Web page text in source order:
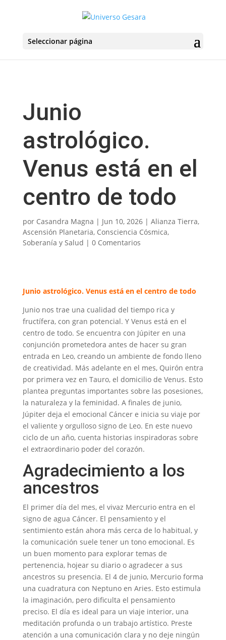
Seleccionar página
Junio
astrológico.
Venus está en el
centro de todo
por Casandra Magna | Jun 10, 2026| Alianza Tierra,
Ascensión Planetaria, Consciencia Cósmica,
Soberanía y Salud | 0 Comentarios
Junio astrológico. Venus está en el centro de todo
Junio nos trae una cualidad del tiempo rica y
fructífera, con gran potencial. Y Venus está en el
centro de todo. Se encuentra con Júpiter en una
conjunción prometedora antes de hacer su gran
entrada en Leo, creando un ambiente de fondo lleno
de creatividad. Más adelante en el mes, Quirón entra
por primera vez en Tauro, el domicilio de Venus. Esto
plantea preguntas importantes sobre las posesiones,
la naturaleza y la feminidad. A finales de junio,
Júpiter deja el emocional Cáncer e inicia su viaje por
el valiente y orgulloso signo de Leo. En este nuevo
ciclo de un año, cuenta historias inspiradoras sobre
el extraordinario poder del corazón.
Agradecimiento a los
ancestros
El primer día del mes, el vivaz Mercurio entra en el
signo de agua Cáncer. El pensamiento y el
sentimiento están ahora más cerca de lo habitual, y
la comunicación suele tener un tono emocional. Es
un buen momento para explorar temas de
pertenencia, hojear su diario o agradecer a sus
ancestros su presencia. El 4 de junio, Mercurio forma
una cuadratura con Neptuno en Aries. Esto estimula
la imaginación, pero dificulta el pensamiento
preciso. El día es ideal para un viaje interior, una
meditación profunda o un trabajo artístico. Preste
atención a una comunicación clara y no deje ningún